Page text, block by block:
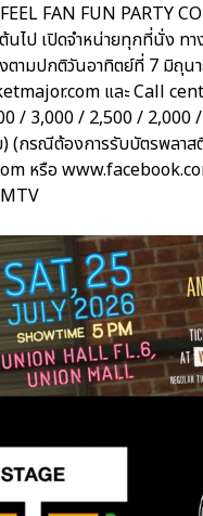
FAN FUN PARTY
นไป เปิดจำหน่ายทุกที่นั่ง
ตามปกติวันอาทิตย์ที่ 7 มิถุน
และ Call
/ 3,000 / 2,500 / 2,000
กรณีต้องการรับบัตรพลาส
หรือ